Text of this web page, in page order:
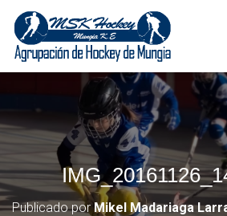
Publicado porMikel Madariaga